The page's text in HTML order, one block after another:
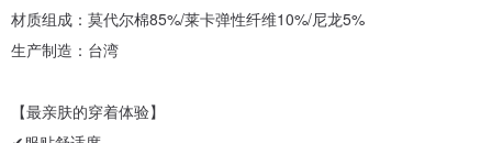
材质组成：莫代尔棉85%/莱卡弹性纤维10%/尼龙5%
生产制造：台湾
【最亲肤的穿着体验】